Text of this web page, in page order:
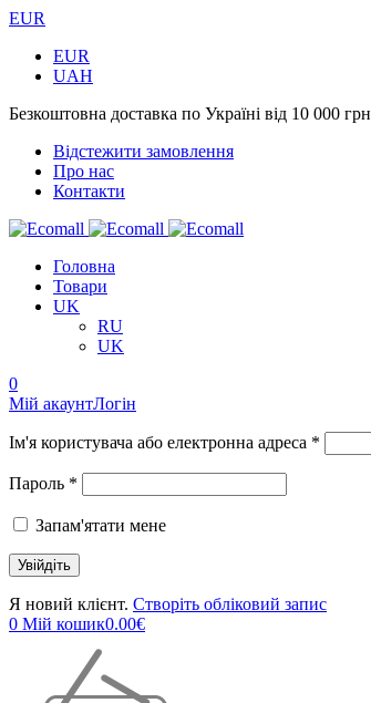
EUR
EUR
UAH
Безкоштовна доставка по Україні від 10 000 грн
Відстежити замовлення
Про нас
Контакти
Головна
Товари
UK
RU
UK
0
Мій акаунтЛогін
Ім'я користувача або електронна адреса *
Пароль *
Запам'ятати мене
Я новий клієнт. Створіть обліковий запис
0 Мій кошик0.00€